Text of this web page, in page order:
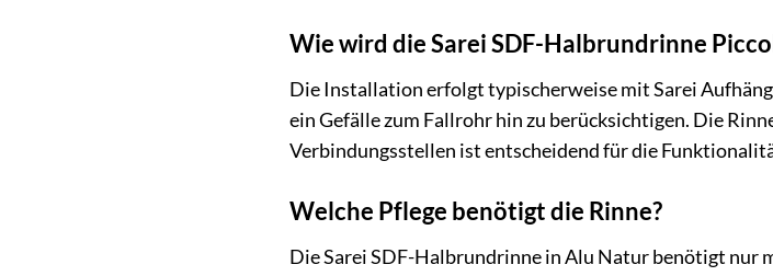
Wie wird die Sarei SDF-Halbrundrinne
Die Installation erfolgt typischerweise mit Sarei
ein Gefälle zum Fallrohr hin zu berücksichtigen. Die
Verbindungsstellen ist entscheidend für die
Welche Pflege benötigt die Rinne?
Die Sarei SDF-Halbrundrinne in Alu Natur benötigt nur